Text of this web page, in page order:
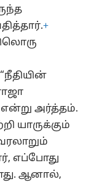
+
என்று அர்த்தம்.
யாருக்கும்
எப்போது
ஆனால்,